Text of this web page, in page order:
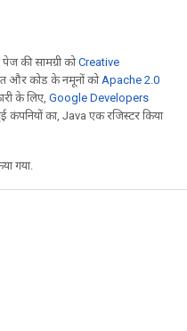
की सामग्री कोCreative
और कोड के नमूनों कोApache 2.0
के लिए, Google Developers
का, Java एक रजिस्टर किया
गया.